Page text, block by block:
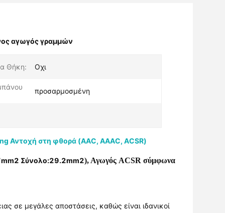
αγωγός γραμμών
Θήκη: Οχι
προσαρμοσμένη
Αντοχή στη φθορά (AAC, AAAC, ACSR)
Σύνολο:29.2mm2), Αγωγός ACSR σύμφωνα
σε μεγάλες αποστάσεις, καθώς είναι ιδανικοί